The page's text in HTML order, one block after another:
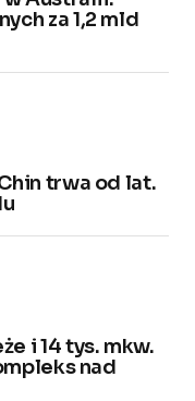
za 1,2 mld
trwa od lat.
i 14 tys. mkw.
nad